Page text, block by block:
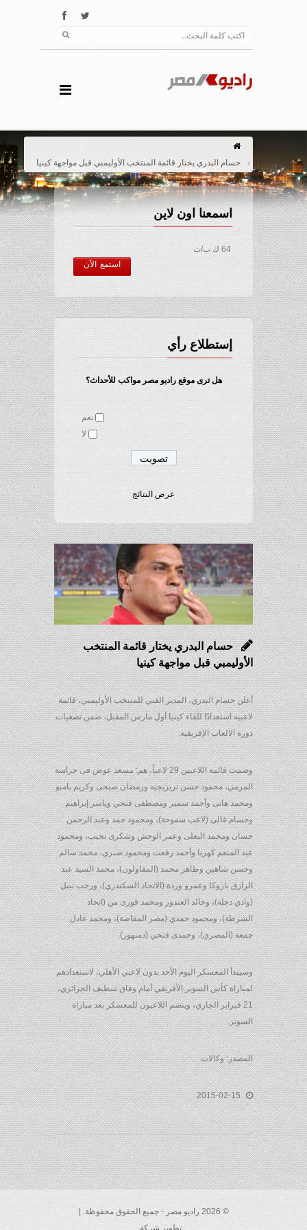
حسام البدري يختار قائمة المنتخب الأوليمبي قبل مواجهة كينيا
اسمعنا اون لاين
64 ك ب/ث
استمع الآن
إستطلاع رأي
هل ترى موقع راديو مصر مواكب للأحداث؟
نعم
لا
عرض النتائج
حسام البدري يختار قائمة المنتخب
الأوليمبي قبل مواجهة كينيا
أعلن حسام البدري، المدير الفني للمنتخب الأوليمبي، قائمة
لاعبيه استعدادًا للقاء كينيا أول مارس المقبل، ضمن تصفيات
دورة الالعاب الإفريقية.
وضمت قائمة اللاعبين 29 لاعباً، هم: مسعد عوض فى حراسة
المرمي، محمود حسن تريزيجيه ورمضان صبحى وكريم بامبو
ومحمد هانى وأحمد سمير ومصطفى فتحي وياسر إبراهيم
وحسام غالى (لاعب سموحة)، ومحمود حمد وعبد الرحمن
حسان ومحمد البعلى وعمر الوحش وشكرى نجيب، ومحمود
عبد المنعم كهربا وأحمد رفعت ومحمود صبري، محمد سالم
وحسن شاهين وطاهر محمد (المقاولون)، محمد السيد عبد
الرازق بازوكا وعمرو وردة (الاتحاد السكندري)، ورجب نبيل
(وادي دجلة)، وخالد الغندور ومحمد فوزى من (اتحاد
الشرطة)، ومحمود حمدي (مصر المقاصة)، ومحمد عادل
جمعة (المصري)، وحمدى فتحي (دمنهور).
وسيبدأ المعسكر اليوم الأحد بدون لاعبي الأهلي، لاستعدادهم
لمباراة كأس السوبر الأفريقي أمام وفاق سطيف الجزائري،
21 فبراير الجاري، وينضم اللاعبون للمعسكر بعد مباراة
السوبر.
المصدر: وكالات
2015-02-15
© 2026 راديو مصر - جميع الحقوق محفوظة. |
تطوير شركة